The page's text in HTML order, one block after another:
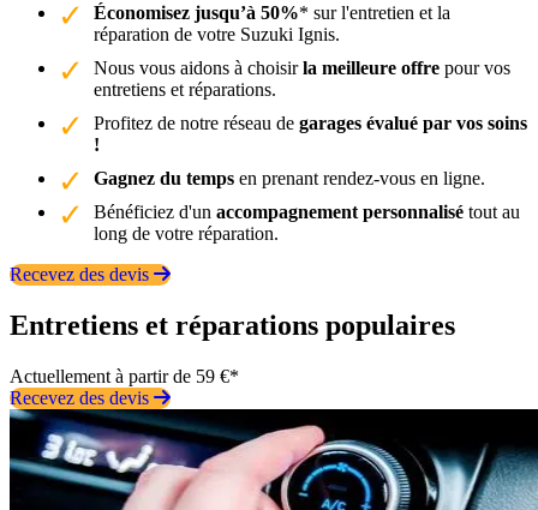
Économisez jusqu’à 50%* sur l'entretien et la
réparation de votre Suzuki Ignis.
Nous vous aidons à choisirla meilleure offre pour vos
entretiens et réparations.
Profitez de notre réseau de garages évalué par vos soins
!
Gagnez du temps en prenant rendez-vous en ligne.
Bénéficiez d'un accompagnement personnalisé tout au
long de votre réparation.
Recevez des devis
Entretiens et réparations populaires
Actuellement à partir de 59 €*
Recevez des devis